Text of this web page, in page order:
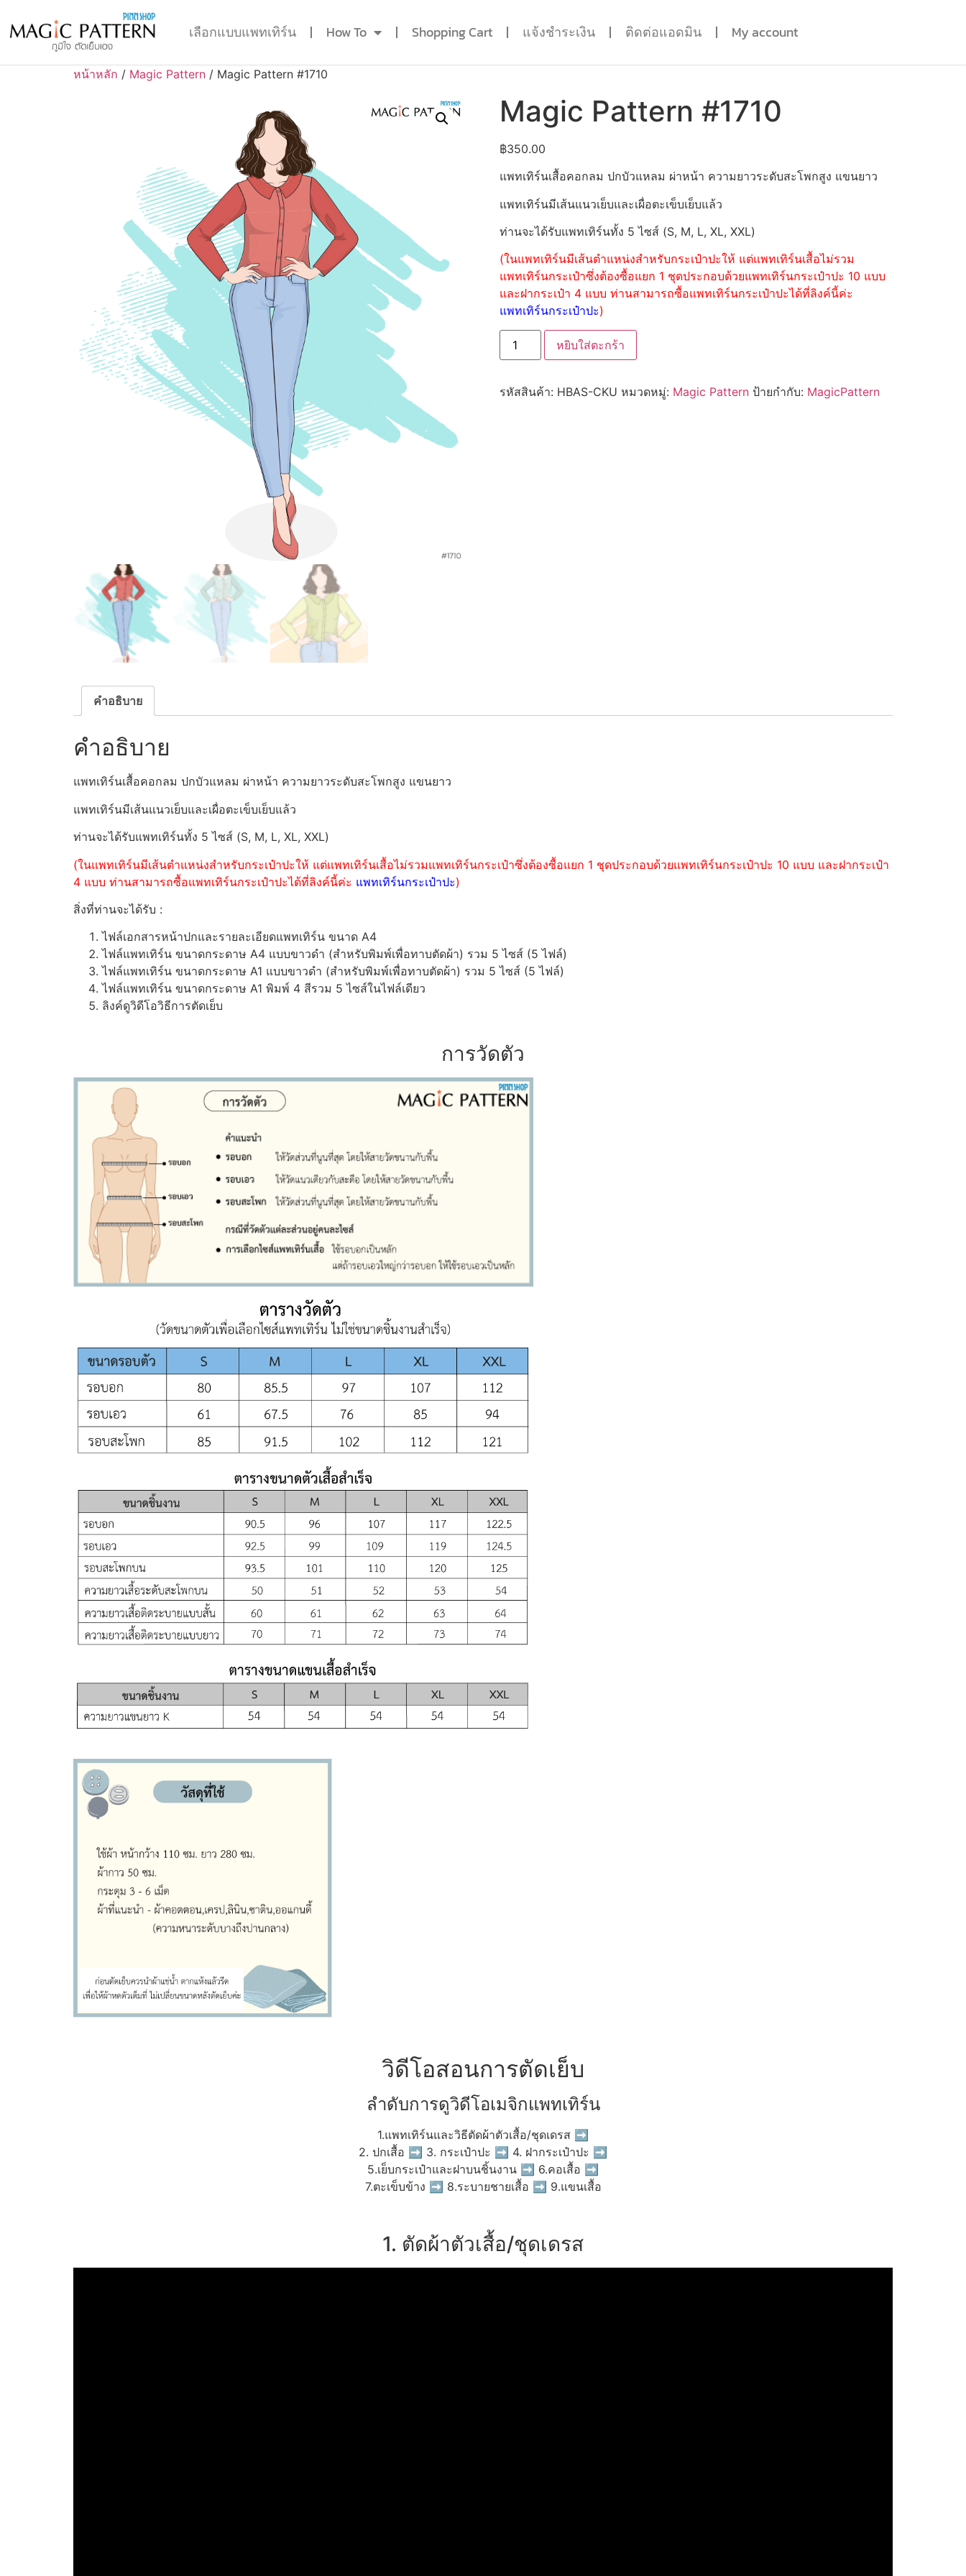
เลือกแบบแพทเทิร์น How To Shopping Cart แจ้งชำระเงิน ติดต่อแอดมิน My account
หน้าหลัก / Magic Pattern / Magic Pattern #1710
Magic Pattern #1710
฿350.00
แพทเทิร์นเสื้อคอกลม ปกบัวแหลม ผ่าหน้า ความยาวระดับสะโพกสูง แขนยาว
แพทเทิร์นมีเส้นแนวเย็บและเผื่อตะเข็บเย็บแล้ว
ท่านจะได้รับแพทเทิร์นทั้ง 5 ไซส์ (S, M, L, XL, XXL)
(ในแพทเทิร์นมีเส้นตำแหน่งสำหรับกระเป๋าปะให้ แต่แพทเทิร์นเสื้อไม่รวม
แพทเทิร์นกระเป๋าซึ่งต้องซื้อแยก 1 ชุดประกอบด้วยแพทเทิร์นกระเป๋าปะ 10 แบบ
และฝากระเป๋า 4 แบบ ท่านสามารถซื้อแพทเทิร์นกระเป๋าปะได้ที่ลิงค์นี้ค่ะ
แพทเทิร์นกระเป๋าปะ)
หยิบใส่ตะกร้า
รหัสสินค้า: HBAS-CKU หมวดหมู่: Magic Pattern ป้ายกำกับ: MagicPattern
คำอธิบาย
คำอธิบาย
แพทเทิร์นเสื้อคอกลม ปกบัวแหลม ผ่าหน้า ความยาวระดับสะโพกสูง แขนยาว
แพทเทิร์นมีเส้นแนวเย็บและเผื่อตะเข็บเย็บแล้ว
ท่านจะได้รับแพทเทิร์นทั้ง 5 ไซส์ (S, M, L, XL, XXL)
(ในแพทเทิร์นมีเส้นตำแหน่งสำหรับกระเป๋าปะให้ แต่แพทเทิร์นเสื้อไม่รวมแพทเทิร์นกระเป๋าซึ่งต้องซื้อแยก 1 ชุดประกอบด้วยแพทเทิร์นกระเป๋าปะ 10 แบบ และฝากระเป๋า
4 แบบ ท่านสามารถซื้อแพทเทิร์นกระเป๋าปะได้ที่ลิงค์นี้ค่ะ แพทเทิร์นกระเป๋าปะ)
สิ่งที่ท่านจะได้รับ :
ไฟล์เอกสารหน้าปกและรายละเอียดแพทเทิร์น ขนาด A4
ไฟล์แพทเทิร์น ขนาดกระดาษ A4 แบบขาวดำ (สำหรับพิมพ์เพื่อทาบตัดผ้า) รวม 5 ไซส์ (5 ไฟล์)
ไฟล์แพทเทิร์น ขนาดกระดาษ A1 แบบขาวดำ (สำหรับพิมพ์เพื่อทาบตัดผ้า) รวม 5 ไซส์ (5 ไฟล์)
ไฟล์แพทเทิร์น ขนาดกระดาษ A1 พิมพ์ 4 สีรวม 5 ไซส์ในไฟล์เดียว
ลิงค์ดูวิดีโอวิธีการตัดเย็บ
การวัดตัว
วิดีโอสอนการตัดเย็บ
ลำดับการดูวิดีโอเมจิกแพทเทิร์น
1.แพทเทิร์นและวิธีตัดผ้าตัวเสื้อ/ชุดเดรส ➡
2. ปกเสื้อ ➡ 3. กระเป๋าปะ ➡ 4. ฝากระเป๋าปะ ➡
5.เย็บกระเป๋าและฝาบนชิ้นงาน ➡ 6.คอเสื้อ ➡
7.ตะเข็บข้าง ➡ 8.ระบายชายเสื้อ ➡ 9.แขนเสื้อ
1. ตัดผ้าตัวเสื้อ/ชุดเดรส